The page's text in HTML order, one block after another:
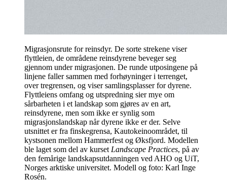
Migrasjonsrute for reinsdyr. De sorte strekene viser
flyttleien, de områdene reinsdyrene beveger seg
gjennom under migrasjonen. De runde utposingene på
linjene faller sammen med forhøyninger i terrenget,
over tregrensen, og viser samlingsplasser for dyrene.
Flyttleiens omfang og utspredning sier mye om
sårbarheten i et landskap som gjøres av en art,
reinsdyrene, men som ikke er synlig som
migrasjonslandskap når dyrene ikke er der. Selve
utsnittet er fra finskegrensa, Kautokeinoområdet, til
kystsonen mellom Hammerfest og Øksfjord. Modellen
ble laget som del av kurset Landscape Practices, på av
den femårige landskapsutdanningen ved AHO og UiT,
Norges arktiske universitet. Modell og foto: Karl Inge
Rosén.